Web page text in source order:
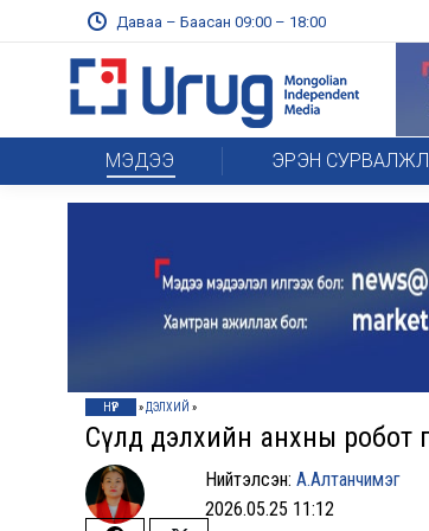
Даваа – Баасан 09:00 – 18:00
МЭДЭЭ ЭРЭН
НҮҮР »ДЭЛХИЙ »
Сөүлд дэлхийн анхны робот
Нийтэлсэн:А.Алтанчимэг
2026.05.25 11:12